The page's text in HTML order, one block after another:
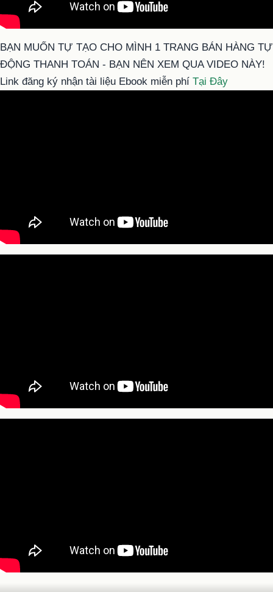
BẠN MUỐN TỰ TẠO CHO MÌNH 1 TRANG BÁN HÀNG TỰ
ĐỘNG THANH TOÁN - BẠN NÊN XEM QUA VIDEO NÀY!
Link đăng ký nhận tài liệu Ebook miễn phí Tại Đây